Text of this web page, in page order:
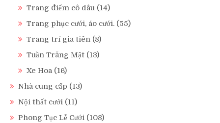
Trang điểm cô dâu (14)
Trang phục cưới, áo cưới. (55)
Trang trí gia tiên (8)
Tuần Trăng Mật (13)
Xe Hoa (16)
Nhà cung cấp (13)
Nội thất cưới (11)
Phong Tục Lễ Cưới (108)